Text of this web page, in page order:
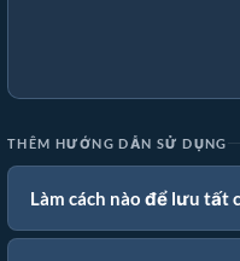
THÊM HƯỚNG DẪN SỬ DỤNG
Làm cách nào để lưu tất